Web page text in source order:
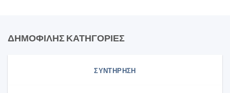
ΔΗΜΟΦΙΛΗΣ ΚΑΤΗΓΟΡΙΕΣ
ΣΥΝΤΗΡΗΣΗ